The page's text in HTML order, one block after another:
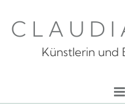
content
Künstlerin und